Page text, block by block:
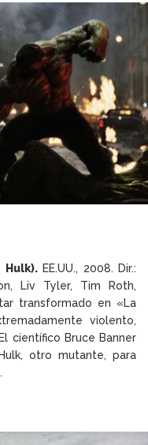
EE.UU., 2008. Dir.:
Liv Tyler, Tim Roth,
transformado en «La
violento,
científico Bruce Banner
otro mutante, para